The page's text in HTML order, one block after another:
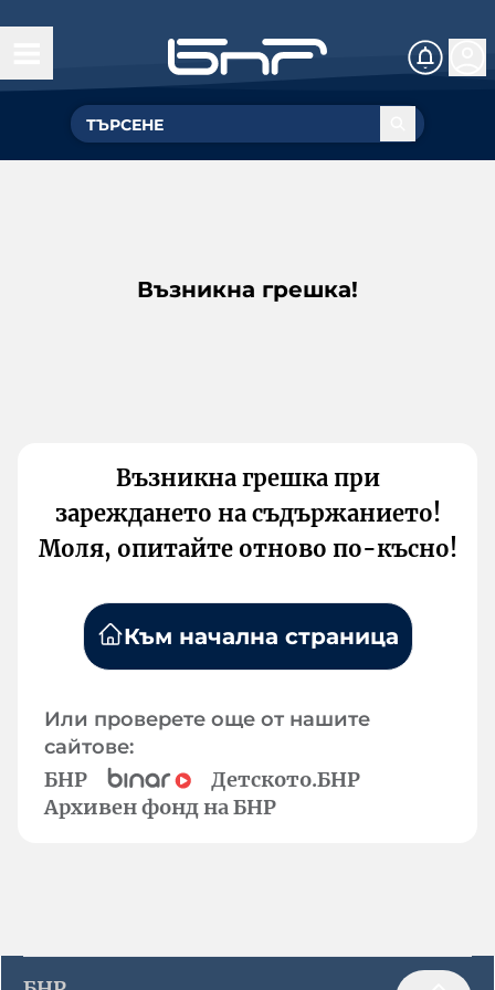
Възникна грешка!
Възникна грешка при
зареждането на съдържанието!
Моля, опитайте отново по-късно!
Към начална страница
Или проверете още от нашите
сайтове:
БНР
Детското.БНР
Архивен фонд на БНР